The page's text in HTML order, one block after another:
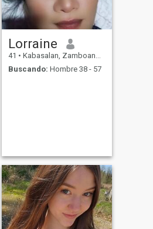
Lorraine
41 • Kabasalan, Zamboanga Sibugay, Filipinas
Buscando: Hombre 38 - 57